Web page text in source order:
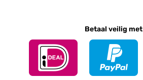
Betaal veilig met